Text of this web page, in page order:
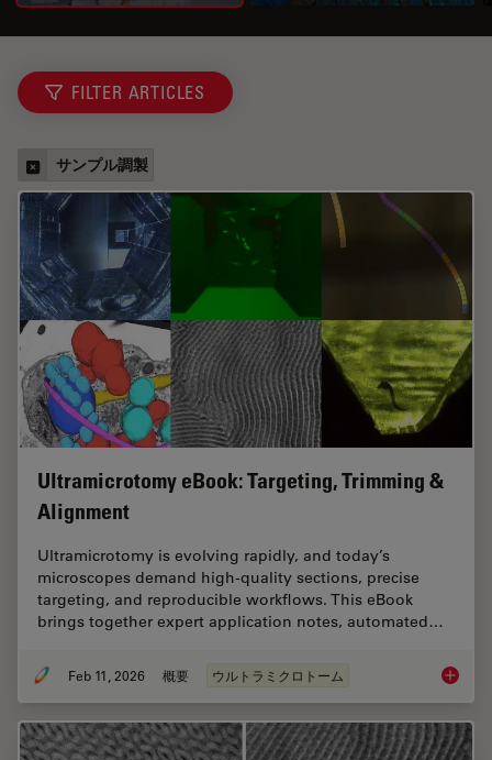
FILTER ARTICLES
サンプル調製
Ultramicrotomy eBook: Targeting, Trimming &
Alignment
Ultramicrotomy is evolving rapidly, and today’s
microscopes demand high‑quality sections, precise
targeting, and reproducible workflows. This eBook
brings together expert application notes, automated…
Feb 11, 2026 概要 ウルトラミクロトーム